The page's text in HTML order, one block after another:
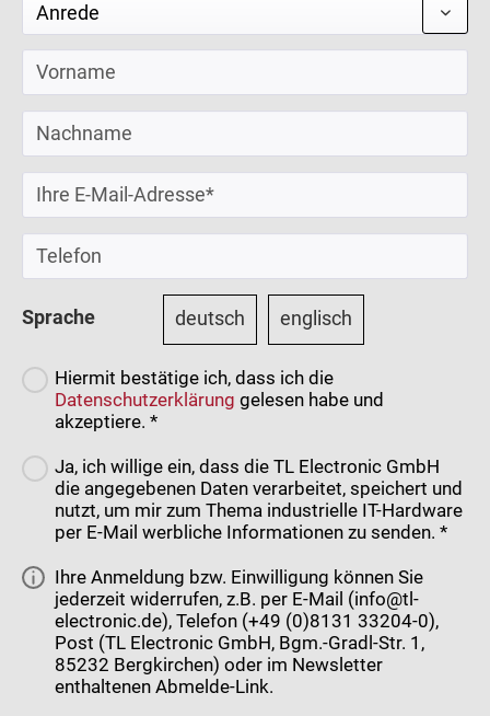
Sprache deutsch englisch
Hiermit bestätige ich, dass ich die
Datenschutzerklärung gelesen habe und
akzeptiere. *
Ja, ich willige ein, dass die TL Electronic GmbH
die angegebenen Daten verarbeitet, speichert und
nutzt, um mir zum Thema industrielle IT-Hardware
per E-Mail werbliche Informationen zu senden. *
Ihre Anmeldung bzw. Einwilligung können Sie
jederzeit widerrufen, z.B. per E-Mail (info@tl-
electronic.de), Telefon (+49 (0)8131 33204-0),
Post (TL Electronic GmbH, Bgm.-Gradl-Str. 1,
85232 Bergkirchen) oder im Newsletter
enthaltenen Abmelde-Link.